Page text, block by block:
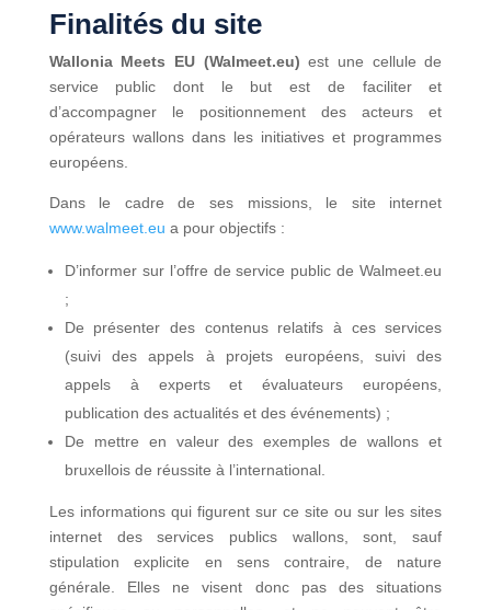
Finalités du site
Wallonia Meets EU (Walmeet.eu) est une cellule de
service public dont le but est de faciliter et
d’accompagner le positionnement des acteurs et
opérateurs wallons dans les initiatives et programmes
européens.
Dans le cadre de ses missions, le site internet
www.walmeet.eu a pour objectifs :
D’informer sur l’offre de service public de Walmeet.eu
;
De présenter des contenus relatifs à ces services
(suivi des appels à projets européens, suivi des
appels à experts et évaluateurs européens,
publication des actualités et des événements) ;
De mettre en valeur des exemples de wallons et
bruxellois de réussite à l’international.
Les informations qui figurent sur ce site ou sur les sites
internet des services publics wallons, sont, sauf
stipulation explicite en sens contraire, de nature
générale. Elles ne visent donc pas des situations